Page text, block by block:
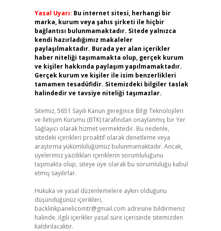
Yasal Uyarı: Bu internet sitesi, herhangi bir
marka, kurum veya şahıs şirketi ile hiçbir
bağlantısı bulunmamaktadır. Sitede yalnızca
kendi hazırladığımız makaleler
paylaşılmaktadır. Burada yer alan içerikler
haber niteliği taşımamakta olup, gerçek kurum
ve kişiler hakkında paylaşım yapılmamaktadır.
Gerçek kurum ve kişiler ile isim benzerlikleri
tamamen tesadüfidir. Sitemizdeki bilgiler taslak
halindedir ve tavsiye niteliği taşımazlar.
Sitemiz, 5651 Sayılı Kanun gereğince Bilgi Teknolojileri
ve İletişim Kurumu (BTK) tarafından onaylanmış bir Yer
Sağlayıcı olarak hizmet vermektedir. Bu nedenle,
sitedeki içerikleri proaktif olarak denetleme veya
araştırma yükümlülüğümüz bulunmamaktadır. Ancak,
üyelerimiz yazdıkları içeriklerin sorumluluğunu
taşımakta olup, siteye üye olarak bu sorumluluğu kabul
etmiş sayılırlar.
Hukuka ve yasal düzenlemelere aykırı olduğunu
düşündüğünüz içerikleri,
backlinkpanelicomtr@gmail.com adresine bildirmeniz
halinde, ilgili içerikler yasal süre içerisinde sitemizden
kaldırılacaktır.